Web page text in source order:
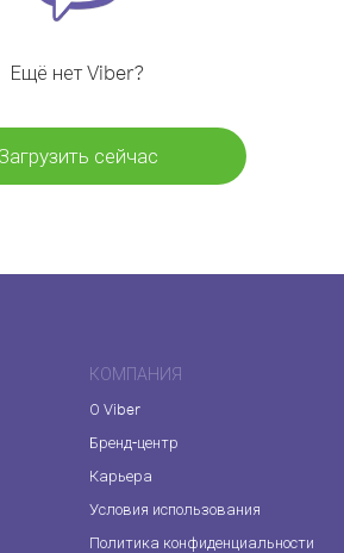
Ещё нет Viber?
Загрузить сейчас
КОМПАНИЯ
О Viber
Бренд-центр
Карьера
Условия использования
Политика конфиденциальности